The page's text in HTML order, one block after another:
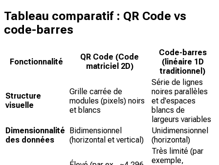
Tableau comparatif : QR Code vs
code-barres
Fonctionnalité
QR Code (Code
matriciel 2D)
Code-barres
(linéaire 1D
traditionnel)
Structure
visuelle
Grille carrée de
modules (pixels) noirs
et blancs
Série de lignes
noires parallèles
et d'espaces
blancs de
largeurs variables
Dimensionnalité
des données
Bidimensionnel
(horizontal et vertical)
Unidimensionnel
(horizontal)
Très limité (par
exemple,